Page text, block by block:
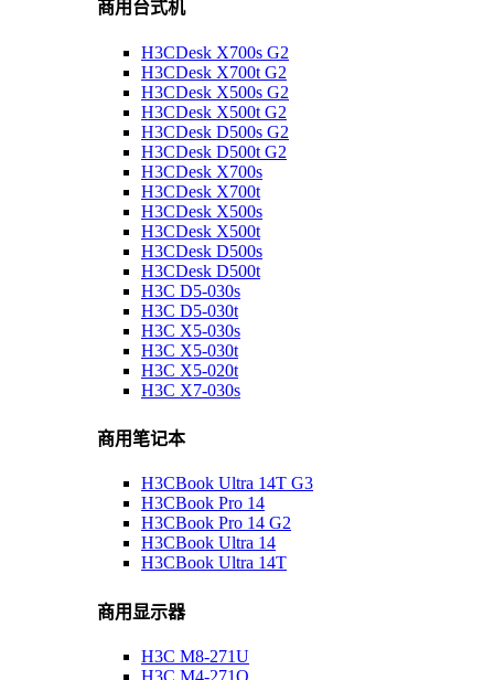
商用台式机
H3CDesk X700s G2
H3CDesk X700t G2
H3CDesk X500s G2
H3CDesk X500t G2
H3CDesk D500s G2
H3CDesk D500t G2
H3CDesk X700s
H3CDesk X700t
H3CDesk X500s
H3CDesk X500t
H3CDesk D500s
H3CDesk D500t
H3C D5-030s
H3C D5-030t
H3C X5-030s
H3C X5-030t
H3C X5-020t
H3C X7-030s
商用笔记本
H3CBook Ultra 14T G3
H3CBook Pro 14
H3CBook Pro 14 G2
H3CBook Ultra 14
H3CBook Ultra 14T
商用显示器
H3C M8-271U
H3C M4-271Q